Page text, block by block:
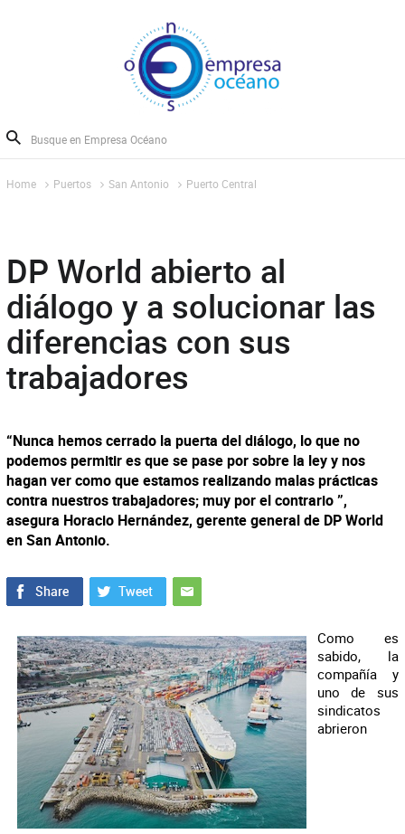
Home Puertos San Antonio Puerto Central
DP World abierto al
diálogo y a solucionar las
diferencias con sus
trabajadores
“Nunca hemos cerrado la puerta del diálogo, lo que no
podemos permitir es que se pase por sobre la ley y nos
hagan ver como que estamos realizando malas prácticas
contra nuestros trabajadores; muy por el contrario ”,
asegura Horacio Hernández, gerente general de DP World
en San Antonio.
Como es
sabido, la
compañía y
uno de sus
sindicatos
abrieron